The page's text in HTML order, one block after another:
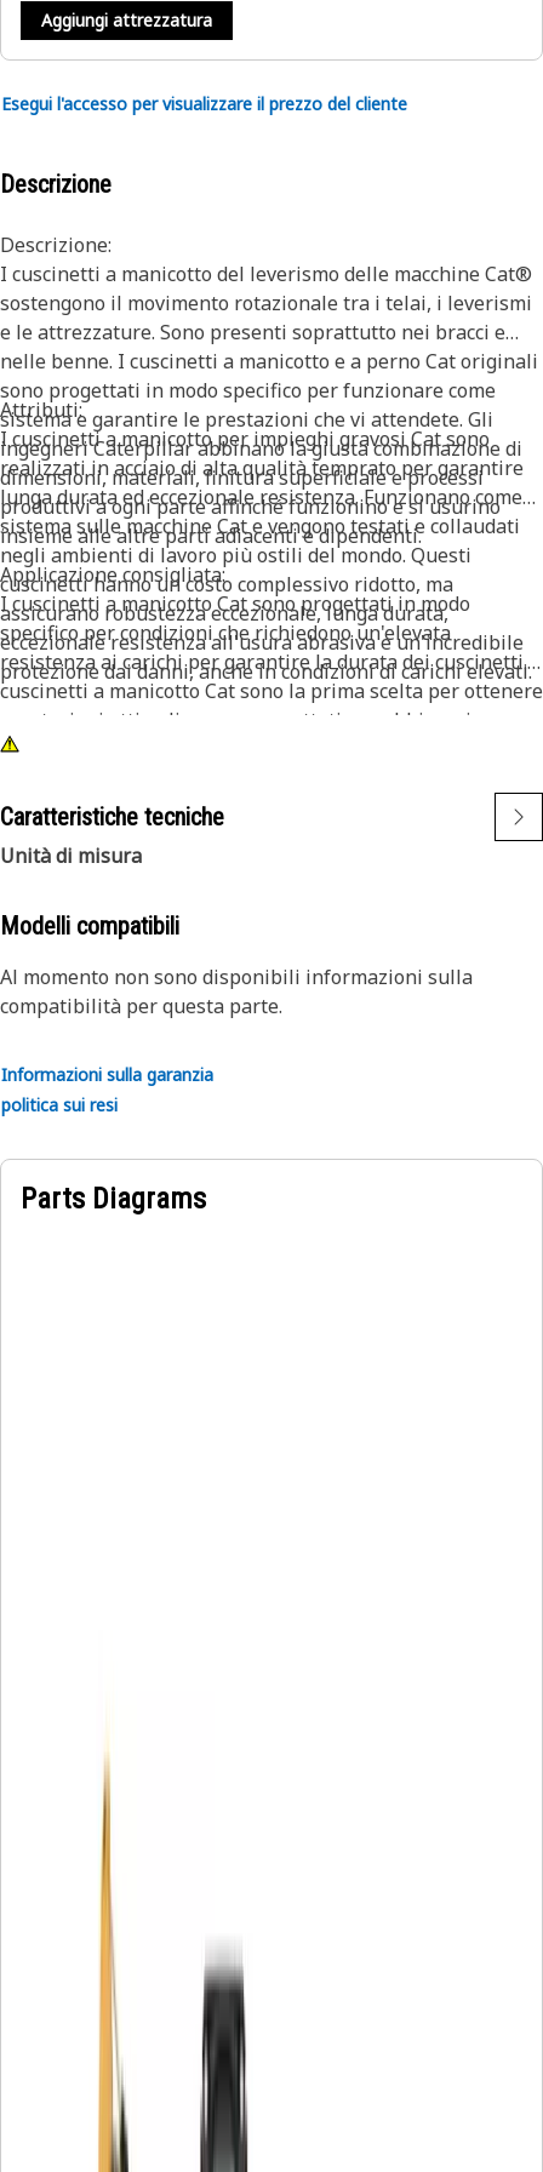
Aggiungi attrezzatura
Esegui l'accesso per visualizzare il prezzo del cliente
Descrizione
Descrizione:
I cuscinetti a manicotto del leverismo delle macchine Cat®
sostengono il movimento rotazionale tra i telai, i leverismi
e le attrezzature. Sono presenti soprattutto nei bracci e
nelle benne. I cuscinetti a manicotto e a perno Cat originali
sono progettati in modo specifico per funzionare come
sistema e garantire le prestazioni che vi attendete. Gli
ingegneri Caterpillar abbinano la giusta combinazione di
dimensioni, materiali, finitura superficiale e processi
produttivi a ogni parte affinché funzionino e si usurino
insieme alle altre parti adiacenti e dipendenti.
Attributi:
I cuscinetti a manicotto per impieghi gravosi Cat sono
realizzati in acciaio di alta qualità temprato per garantire
lunga durata ed eccezionale resistenza. Funzionano come
sistema sulle macchine Cat e vengono testati e collaudati
negli ambienti di lavoro più ostili del mondo. Questi
cuscinetti hanno un costo complessivo ridotto, ma
assicurano robustezza eccezionale, lunga durata,
eccezionale resistenza all'usura abrasiva e un'incredibile
protezione dai danni, anche in condizioni di carichi elevati.
Applicazione consigliata:
I cuscinetti a manicotto Cat sono progettati in modo
specifico per condizioni che richiedono un'elevata
resistenza ai carichi per garantire la durata dei cuscinetti. I
cuscinetti a manicotto Cat sono la prima scelta per ottenere
prestazioni ottimali e sono progettati per abbinarsi
perfettamente al perno a contatto.
Caratteristiche tecniche
Unità di misura
Modelli compatibili
Al momento non sono disponibili informazioni sulla
compatibilità per questa parte.
Informazioni sulla garanzia
politica sui resi
Parts Diagrams